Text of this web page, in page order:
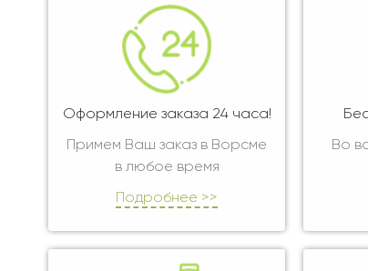
Оформление заказа 24 часа!
Примем Ваш заказ в Ворсме
в любое время
Подробнее >>
Во